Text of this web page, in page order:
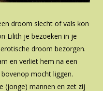
droom slecht of vals kon
Lilith je bezoeken in je
droom bezorgen.
en verliet hem na een
mocht liggen.
(jonge) mannen en zet zij